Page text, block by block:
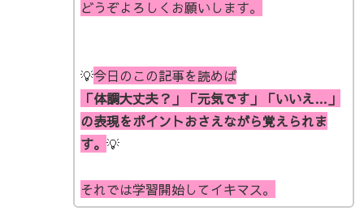
どうぞよろしくお願いします。
💡今日のこの記事を読めば
「体調大丈夫？」「元気です」「いいえ…」
の表現をポイントおさえながら覚えられま
す。 💡
それでは学習開始してイキマス。